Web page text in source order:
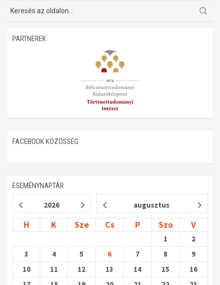
PARTNEREK
FACEBOOK KÖZÖSSÉG
ESEMÉNYNAPTÁR
2026 augusztus
H K Sze Cs P Szo V
1
2
3
4 5 6 7 8
9
10
11 12 13 14 15
16